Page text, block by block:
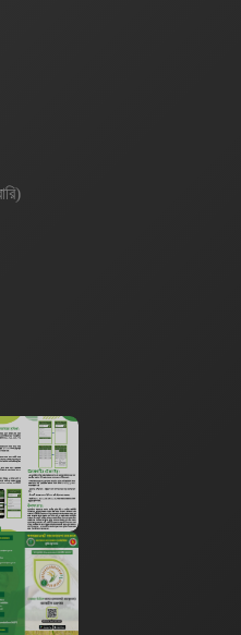
সিস্টেমটি ব্যবহারের কারণে সার্বিক সেবা
ড্যাশবোর্ডটি যথাযথভাবে ব্যবহারের ফলে
‘স্বয়ংক্রিয় নলেজ টুল’ হিসেবে কাজ
একটি প্রটোটাইপ হিসেবে কাজ করবে। ফলে
মডেল হিসেবে কাজ করবে, যা ‘পেস্ট ই-